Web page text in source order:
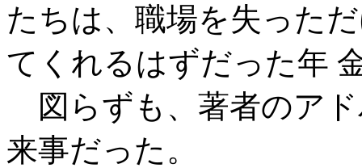
たちは、職場を失った
てくれるはずだった年
図らずも、著者のア
来事だった。